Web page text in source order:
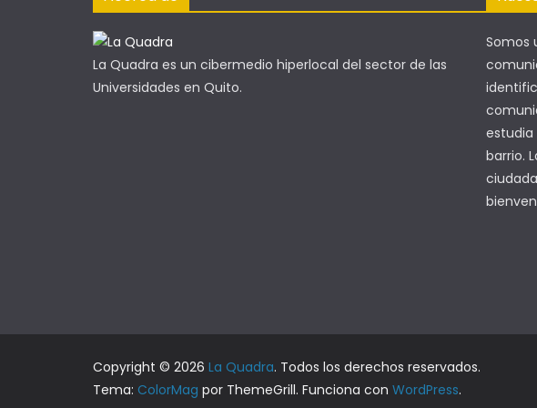
La Quadra es un cibermedio hiperlocal del sector de las
Universidades en Quito.
Somos
estudia
barrio.
Copyright © 2026 La Quadra. Todos los derechos reservados.
Tema: ColorMag por ThemeGrill. Funciona con WordPress.